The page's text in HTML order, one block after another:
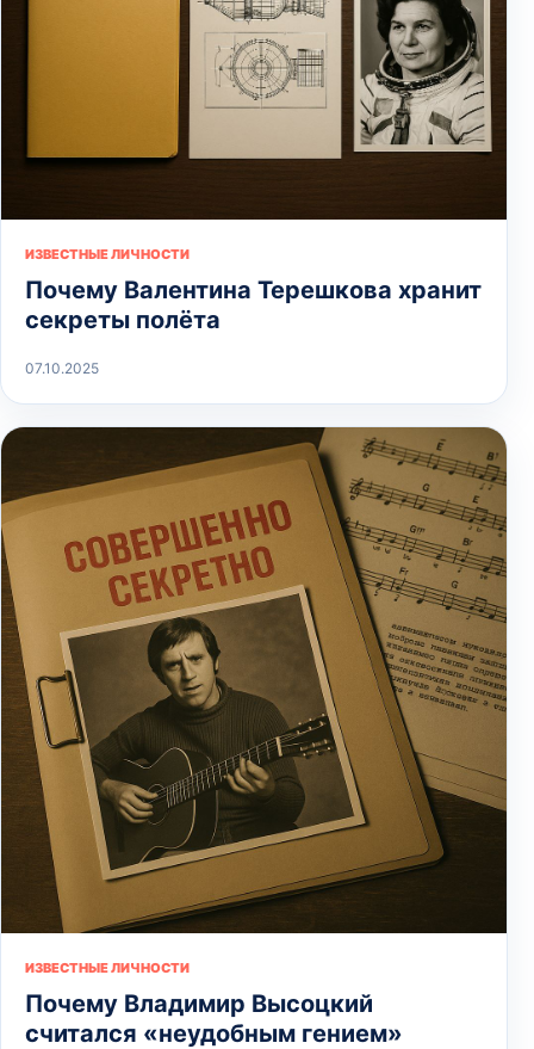
ИЗВЕСТНЫЕ ЛИЧНОСТИ
Почему Валентина Терешкова хранит
секреты полёта
07.10.2025
ИЗВЕСТНЫЕ ЛИЧНОСТИ
Почему Владимир Высоцкий
считался «неудобным гением»